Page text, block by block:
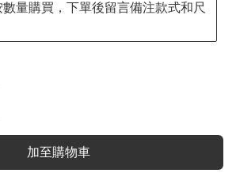
量購買，下單後留言備注款式和尺
加至購物車